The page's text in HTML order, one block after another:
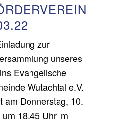
zur
unseres
Evangelische
Wutachtal e.V.
am Donnerstag, 10.
18.45 Uhr im